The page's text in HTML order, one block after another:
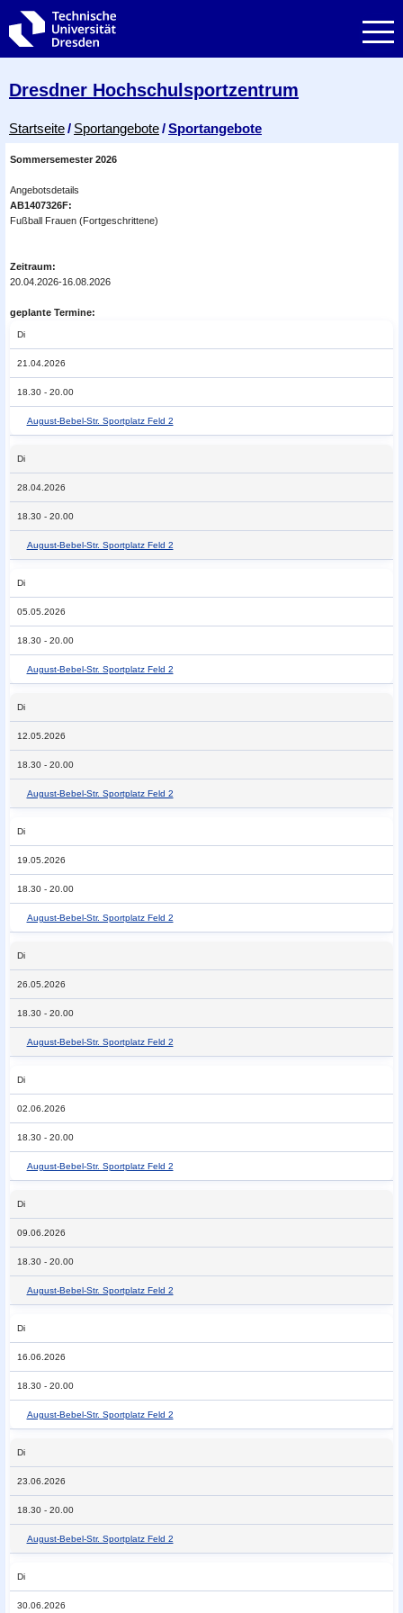
Dresdner Hochschul­sportzentrum
Breadcrumb-Menü
Startseite Sportangebote Sportangebote
Sommersemester 2026
Angebotsdetails
AB1407326F:
Fußball Frauen (Fortgeschrittene)
Zeitraum:
20.04.2026-16.08.2026
geplante Termine:
Di
21.04.2026
18.30 - 20.00
August-Bebel-Str. Sportplatz Feld 2
Di
28.04.2026
18.30 - 20.00
August-Bebel-Str. Sportplatz Feld 2
Di
05.05.2026
18.30 - 20.00
August-Bebel-Str. Sportplatz Feld 2
Di
12.05.2026
18.30 - 20.00
August-Bebel-Str. Sportplatz Feld 2
Di
19.05.2026
18.30 - 20.00
August-Bebel-Str. Sportplatz Feld 2
Di
26.05.2026
18.30 - 20.00
August-Bebel-Str. Sportplatz Feld 2
Di
02.06.2026
18.30 - 20.00
August-Bebel-Str. Sportplatz Feld 2
Di
09.06.2026
18.30 - 20.00
August-Bebel-Str. Sportplatz Feld 2
Di
16.06.2026
18.30 - 20.00
August-Bebel-Str. Sportplatz Feld 2
Di
23.06.2026
18.30 - 20.00
August-Bebel-Str. Sportplatz Feld 2
Di
30.06.2026